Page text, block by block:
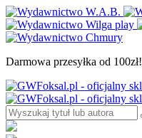
Darmowa przesyłka od 100zł!